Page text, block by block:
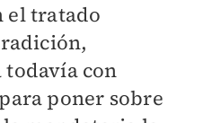
el tratado
todavía con
poner sobre